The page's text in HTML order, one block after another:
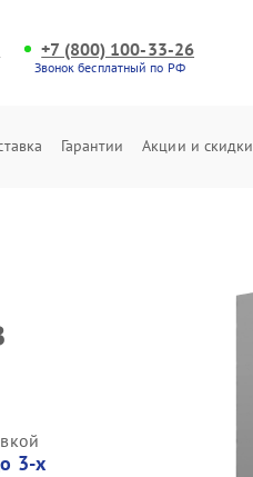
+7 (800) 100-33-26
Звонок бесплатный по РФ
Гарантии Акции и скидки
3-х